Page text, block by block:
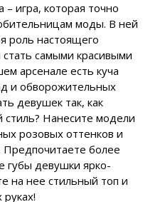
– игра, которая точно
моды. В ней
роль настоящего
самыми красивыми
арсенале есть куча
и обворожительных
девушек так, как
Нанесите модели
розовых оттенков и
Предпочитаете более
губы девушки ярко-
на нее стильный топ и